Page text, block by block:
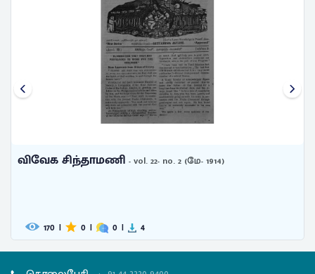
விவேக சிந்தாமணி- vol. 19- no. 7 (அக்டோபர்- 1911)
141 | 0 | 0 |